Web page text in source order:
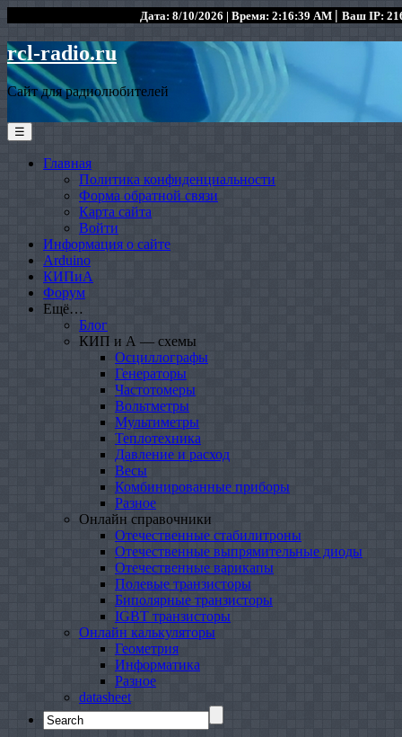
Дата: 8/10/2026 | Время: 2:16:39 AM | Ваш IP:
rcl-radio.ru
Сайт для радиолюбителей
☰
Главная
Политика конфиденциальности
Форма обратной связи
Карта сайта
Войти
Информация о сайте
Arduino
КИПиА
Форум
Ещё…
Блог
КИП и А — схемы
Осциллографы
Генераторы
Частотомеры
Вольтметры
Мультиметры
Теплотехника
Давление и расход
Весы
Комбинированные приборы
Разное
Онлайн справочники
Отечественные стабилитроны
Отечественные выпрямительные диоды
Отечественные варикапы
Полевые транзисторы
Биполярные транзисторы
IGBT транзисторы
Онлайн калькуляторы
Геометрия
Информатика
Разное
datasheet
Search
for: